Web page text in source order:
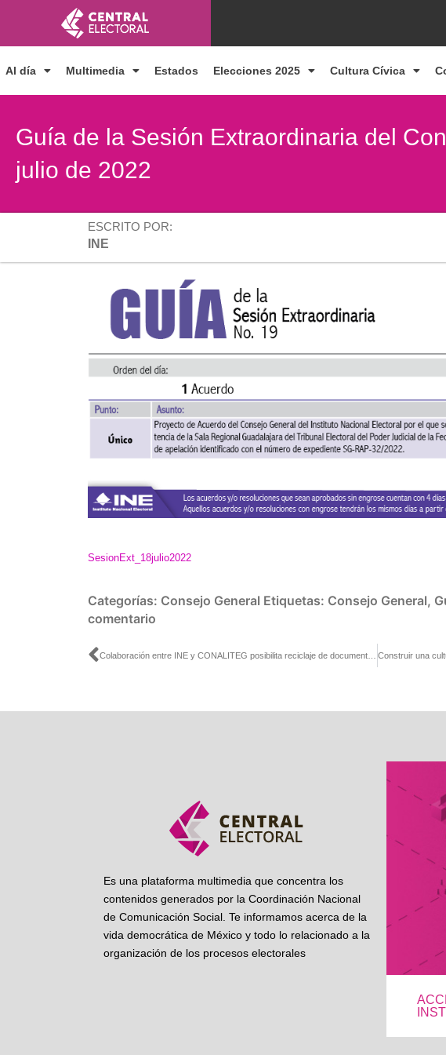
contenido
Al día Multimedia Estados Elecciones 2025 Cultura Cívica
Guía de la Sesión Extraordinaria del
julio de 2022
ESCRITO POR:
INE
SesionExt_18julio2022
Categorías: Consejo General Etiquetas: Consejo General,
comentario
Ant
Es una plataforma multimedia que concentra los
contenidos generados por la Coordinación Nacional
de Comunicación Social. Te informamos acerca de la
vida democrática de México y todo lo relacionado a la
organización de los procesos electorales